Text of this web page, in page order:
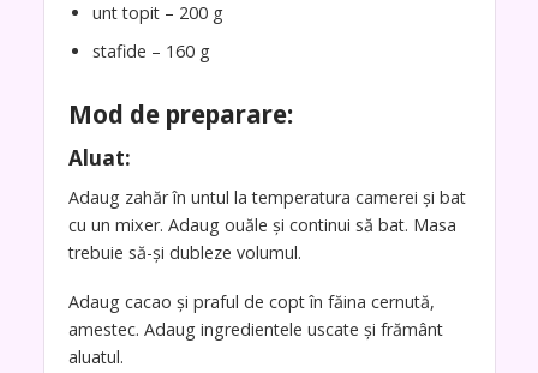
unt topit – 200 g
stafide – 160 g
Mod de preparare:
Aluat:
Adaug zahăr în untul la temperatura camerei și bat
cu un mixer. Adaug ouăle și continui să bat. Masa
trebuie să-și dubleze volumul.
Adaug cacao și praful de copt în făina cernută,
amestec. Adaug ingredientele uscate și frământ
aluatul.